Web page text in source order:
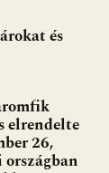
és
elrendelte
26,